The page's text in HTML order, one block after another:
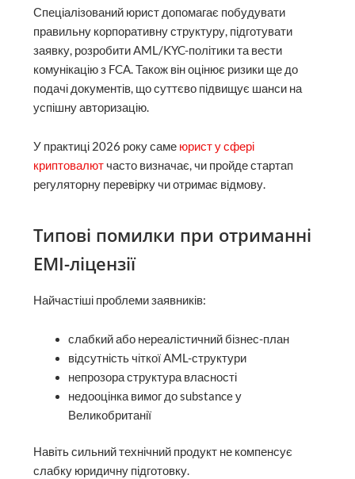
Спеціалізований юрист допомагає побудувати
правильну корпоративну структуру, підготувати
заявку, розробити AML/KYC-політики та вести
комунікацію з FCA. Також він оцінює ризики ще до
подачі документів, що суттєво підвищує шанси на
успішну авторизацію.
У практиці 2026 року саме юрист у сфері
криптовалют часто визначає, чи пройде стартап
регуляторну перевірку чи отримає відмову.
Типові помилки при отриманні
EMI-ліцензії
Найчастіші проблеми заявників:
слабкий або нереалістичний бізнес-план
відсутність чіткої AML-структури
непрозора структура власності
недооцінка вимог до substance у
Великобританії
Навіть сильний технічний продукт не компенсує
слабку юридичну підготовку.